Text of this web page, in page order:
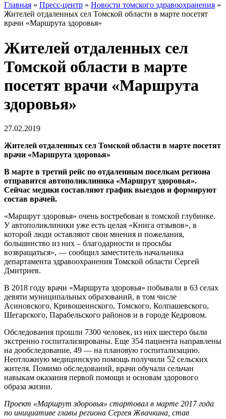
Главная » Пресс-центр » Новости томского здравоохранения »
Жителей отдаленных сел Томской области в марте посетят
врачи «Маршрута здоровья»
Жителей отдаленных сел
Томской области в марте
посетят врачи «Маршрута
здоровья»
27.02.2019
Жителей отдаленных сел Томской области в марте посетят
врачи «Маршрута здоровья»
В марте в третий рейс по отдаленным поселкам региона
отправится автополиклиника «Маршрут здоровья».
Сейчас медики составляют график выездов и формируют
состав врачей.
«Маршрут здоровья» очень востребован в томской глубинке.
У автополиклиники уже есть целая «Книга отзывов», в
которой люди оставляют свои мнения и пожелания,
большинство из них – благодарности и просьбы
возвращаться», — сообщил заместитель начальника
департамента здравоохранения Томской области Сергей
Дмитриев.
В 2018 году врачи «Маршрута здоровья» побывали в 63 селах
девяти муниципальных образований, в том числе
Асиновского, Кривошеинского, Томского, Колпашевского,
Шегарского, Парабельского районов и в городе Кедровом.
Обследования прошли 7300 человек, из них шестеро были
экстренно госпитализированы. Еще 354 пациента направлены
на дообследование, 49 — на плановую госпитализацию.
Неотложную медицинскую помощь получили 52 сельских
жителя. Помимо обследований, врачи обучали сельчан
навыкам оказания первой помощи и основам здорового
образа жизни.
Проект «Маршрут здоровья» стартовал в марте 2017 года
по инициативе главы региона Сергея Жвачкина, став